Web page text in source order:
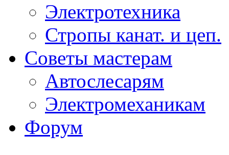
Электротехника
Стропы канат. и цеп.
Советы мастерам
Автослесарям
Электромеханикам
Форум